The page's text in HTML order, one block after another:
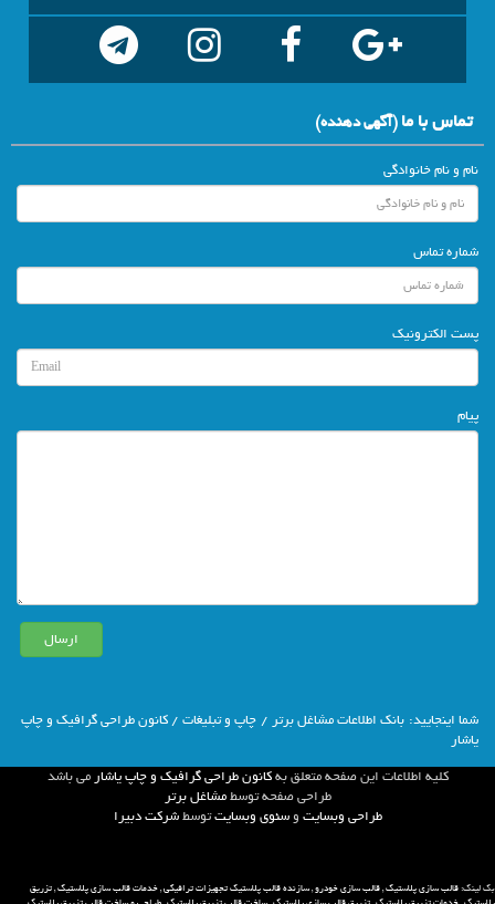
تماس با ما(آگهي دهنده)
نام و نام خانوادگی
شماره تماس
پست الکترونیک
پیام
شما اينجاييد: بانك اطلاعات مشاغل برتر / چاپ و تبلیغات / کانون طراحی گرافیک و چاپ
یاشار
كليه اطلاعات اين صفحه متعلق بهکانون طراحی گرافیک و چاپ یاشارمي باشد
طراحي صفحه توسطمشاغل برتر
طراحی وبسایت وسئوی وبسایتتوسطشركت دبيرا
بک لینک:قالب سازی پلاستیک,قالب سازی خودرو,سازنده قالب پلاستیک تجهیزات ترافیکی,خدمات قالب سازی پلاستیک,تزریق